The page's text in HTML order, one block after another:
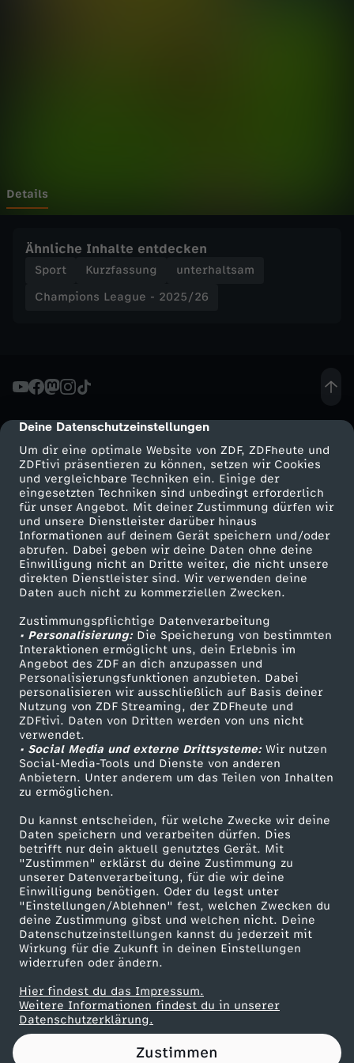
cmp-dialog-description
Deine Datenschutzeinstellungen
Um dir eine optimale Website von ZDF, ZDFheute und
ZDFtivi präsentieren zu können, setzen wir Cookies
und vergleichbare Techniken ein. Einige der
eingesetzten Techniken sind unbedingt erforderlich
für unser Angebot. Mit deiner Zustimmung dürfen wir
und unsere Dienstleister darüber hinaus
Informationen auf deinem Gerät speichern und/oder
abrufen. Dabei geben wir deine Daten ohne deine
Einwilligung nicht an Dritte weiter, die nicht unsere
direkten Dienstleister sind. Wir verwenden deine
Daten auch nicht zu kommerziellen Zwecken.
Zustimmungspflichtige Datenverarbeitung
• Personalisierung:Die Speicherung von bestimmten
Interaktionen ermöglicht uns, dein Erlebnis im
Angebot des ZDF an dich anzupassen und
Personalisierungsfunktionen anzubieten. Dabei
personalisieren wir ausschließlich auf Basis deiner
Nutzung von ZDF Streaming, der ZDFheute und
ZDFtivi. Daten von Dritten werden von uns nicht
verwendet.
• Social Media und externe Drittsysteme:Wir nutzen
Social-Media-Tools und Dienste von anderen
Anbietern. Unter anderem um das Teilen von Inhalten
zu ermöglichen.
Du kannst entscheiden, für welche Zwecke wir deine
Daten speichern und verarbeiten dürfen. Dies
betrifft nur dein aktuell genutztes Gerät. Mit
"Zustimmen" erklärst du deine Zustimmung zu
unserer Datenverarbeitung, für die wir deine
Einwilligung benötigen. Oder du legst unter
"Einstellungen/Ablehnen" fest, welchen Zwecken du
deine Zustimmung gibst und welchen nicht. Deine
Datenschutzeinstellungen kannst du jederzeit mit
Wirkung für die Zukunft in deinen Einstellungen
widerrufen oder ändern.
Hier findest du das Impressum.
Weitere Informationen findest du in unserer
Datenschutzerklärung.
Zustimmen
g
e
0
2
5
/
2
6
-
B
o
d
ö
/
G
l
i
m
t
s
Details
Ähnliche Inhalte entdecken
Sport Kurzfassung
unterhaltsam
Champions League - 2025/26
Mehr ZDF
ZDF-Apps
Smart TV
ZDFtext
Livestreams
Sendungen A-Z
TV-Programm
Service
ZDFmitreden
Kontakt zum ZDF
Tickets
Zuschauerservice
Hilfe
ZDF Unternehmen
Karriere
ZDF goes Schule
Werbefernsehen
Mainzelmännchen
Partner